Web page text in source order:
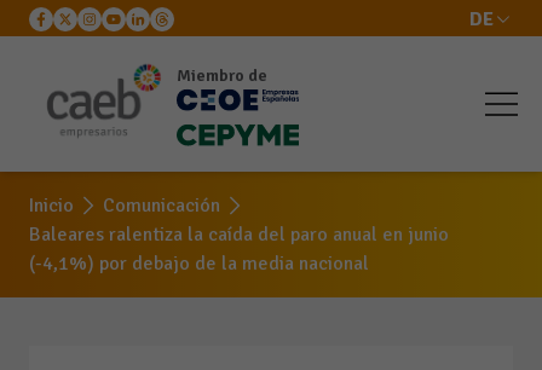
DE
Miembro de
Inicio
Comunicación
Baleares ralentiza la caída del paro anual en junio
(-4,1%) por debajo de la media nacional